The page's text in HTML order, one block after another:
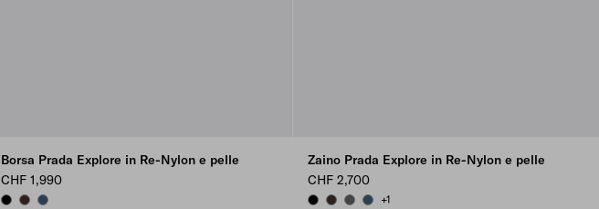
Borsa Prada Explore in Re-Nylon e pelle
CHF 1,990
BLACKSIENNAAVIATION BLUE
Zaino Prada Explore in Re-Nylon e pelle
CHF 2,700
BLACKSIENNASMOKY GRAY
AVIATION BLUE
+1